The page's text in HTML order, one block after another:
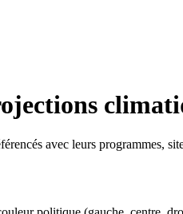
avec leurs programmes,